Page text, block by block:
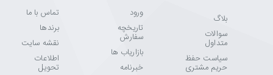
بلاگ
سوالات
متداول
سیاست حفظ
حریم مشتری
ورود
تاریخچه
سفارش
بازاریاب ها
خبرنامه
تماس با ما
برندها
نقشه سایت
اطلاعات
تحویل